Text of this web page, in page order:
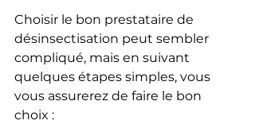
Choisir le bon prestataire de
désinsectisation peut sembler
compliqué, mais en suivant
quelques étapes simples, vous
vous assurerez de faire le bon
choix :